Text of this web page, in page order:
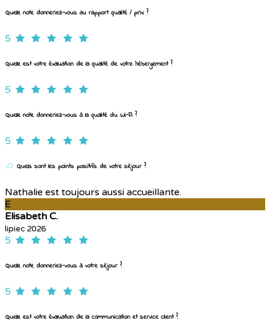
Quelle note donneriez-vous au rapport qualité / prix ?
5
Quelle est votre évaluation de la qualité de votre hébergement ?
5
Quelle note donneriez-vous à la qualité du Wi-Fi ?
5
Quels sont les points positifs de votre séjour ?
Nathalie est toujours aussi accueillante.
E
Elisabeth C.
lipiec 2026
5
Quelle note donneriez-vous à votre séjour ?
5
Quelle est votre évaluation de la communication et service client ?